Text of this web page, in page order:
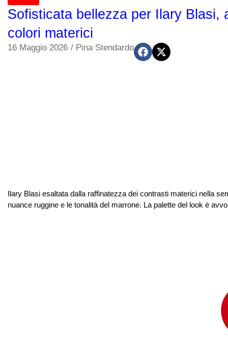
Sofisticata bellezza per Ilary Blasi,
colori materici
16 Maggio 2026 / Pina Stendardo
Ilary Blasi esaltata dalla raffinatezza dei contrasti materici nella
nuance ruggine e le tonalità del marrone. La palette del look è